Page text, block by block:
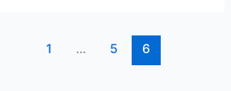
1 … 5 6